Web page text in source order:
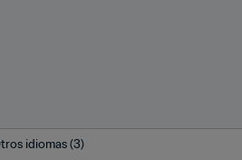
idiomas (3)